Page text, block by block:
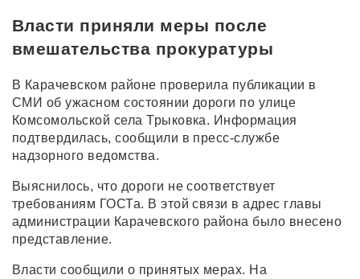
Власти приняли меры после
вмешательства прокуратуры
В Карачевском районе проверила публикации в
СМИ об ужасном состоянии дороги по улице
Комсомольской села Трыковка. Информация
подтвердилась, сообщили в пресс-службе
надзорного ведомства.
Выяснилось, что дороги не соответствует
требованиям ГОСТа. В этой связи в адрес главы
администрации Карачевского района было внесено
представление.
Власти сообщили о принятых мерах. На